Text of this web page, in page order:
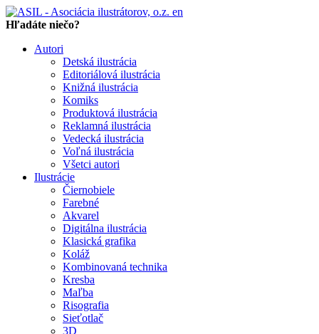
en
Hľadáte niečo?
Autori
Detská ilustrácia
Editoriálová ilustrácia
Knižná ilustrácia
Komiks
Produktová ilustrácia
Reklamná ilustrácia
Vedecká ilustrácia
Voľná ilustrácia
Všetci autori
Ilustrácie
Čiernobiele
Farebné
Akvarel
Digitálna ilustrácia
Klasická grafika
Koláž
Kombinovaná technika
Kresba
Maľba
Risografia
Sieťotlač
3D